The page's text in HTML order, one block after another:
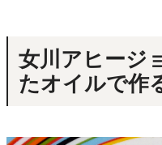
女川アヒージ
たオイルで作